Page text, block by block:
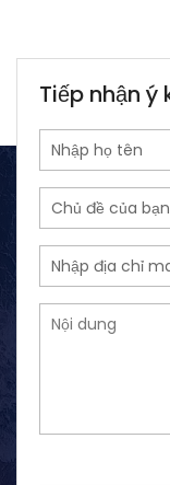
Tiếp nhận ý